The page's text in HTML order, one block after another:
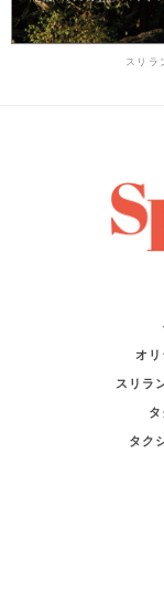
スリラ
オリ
スリラ
タク